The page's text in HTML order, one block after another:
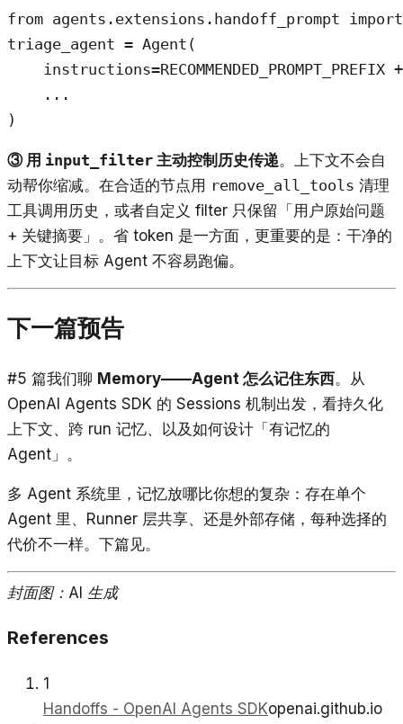
from agents.extensions.handoff_prompt import
triage_agent = Agent(
instructions=RECOMMENDED_PROMPT_PREFIX +
    ...
)
③ 用 input_filter 主动控制历史传递。上下文不会自
动帮你缩减。在合适的节点用 remove_all_tools 清理
工具调用历史，或者自定义 filter 只保留「用户原始问题
+ 关键摘要」。省 token 是一方面，更重要的是：干净的
上下文让目标 Agent 不容易跑偏。
下一篇预告
#5 篇我们聊 Memory——Agent 怎么记住东西。从
OpenAI Agents SDK 的 Sessions 机制出发，看持久化
上下文、跨 run 记忆、以及如何设计「有记忆的
Agent」。
多 Agent 系统里，记忆放哪比你想的复杂：存在单个
Agent 里、Runner 层共享、还是外部存储，每种选择的
代价不一样。下篇见。
封面图：AI 生成
References
1
Handoffs - OpenAI Agents SDKopenai.github.io